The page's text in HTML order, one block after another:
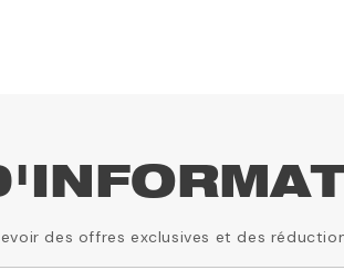
des offres exclusives et des